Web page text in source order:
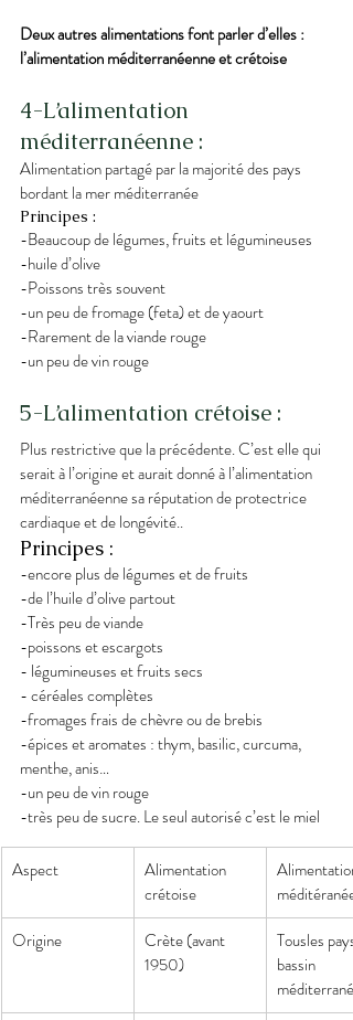
Deux autres alimentations font parler d’elles :
l’alimentation méditerranéenne et crétoise
4-L’alimentation
méditerranéenne :
Alimentation partagé par la majorité des pays
bordant la mer méditerranée
Principes :
-Beaucoup de légumes, fruits et légumineuses
-huile d’olive
-Poissons très souvent
-un peu de fromage (feta) et de yaourt
-Rarement de la viande rouge
-un peu de vin rouge
5-L’alimentation crétoise :
Plus restrictive que la précédente. C’est elle qui
serait à l’origine et aurait donné à l’alimentation
méditerranéenne sa réputation de protectrice
cardiaque et de longévité..
Principes :
-encore plus de légumes et de fruits
-de l’huile d’olive partout
-Très peu de viande
-poissons et escargots
- légumineuses et fruits secs
- céréales complètes
-fromages frais de chèvre ou de brebis
-épices et aromates : thym, basilic, curcuma,
menthe, anis…
-un peu de vin rouge
-très peu de sucre. Le seul autorisé c’est le miel
Aspect
Alimentation
crétoise
Alimentation
Origine
Crète (avant
1950)
Tousles
bassin